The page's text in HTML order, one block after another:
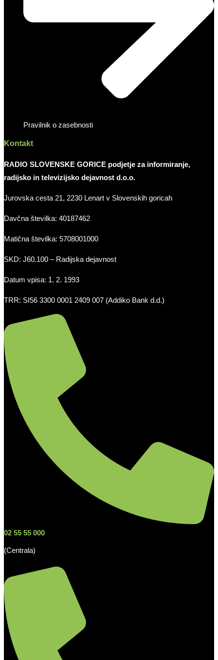
Pravilnik o zasebnosti
Kontakt
RADIO SLOVENSKE GORICE podjetje za informiranje,
radijsko in televizijsko dejavnost d.o.o.
Jurovska cesta 21, 2230 Lenart v Slovenskih goricah
Davčna številka: 40187462
Matična številka: 5708001000
SKD: J60.100 – Radijska dejavnost
Datum vpisa: 1. 2. 1993
TRR: SI56 3300 0001 2409 007 (Addiko Bank d.d.)
02 55 55 000
(Centrala)